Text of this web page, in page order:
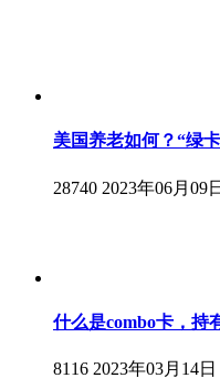
美国养老如何？“绿
28740 2023年06月09日
什么是combo卡，持
8116 2023年03月14日